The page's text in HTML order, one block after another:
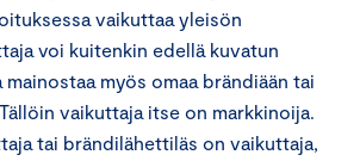
vaikuttaa yleisön
voi kuitenkin edellä kuvatun
myös omaa brändiään tai
vaikuttaja itse on markkinoija.
tai brändilähettiläs on vaikuttaja,